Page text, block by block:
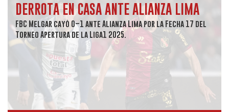
DERROTA EN CASA ANTE ALIANZA LIMA
FBC Melgar cayó 0–1 ante Alianza Lima por la Fecha 17 del
Torneo Apertura de la Liga1 2025.